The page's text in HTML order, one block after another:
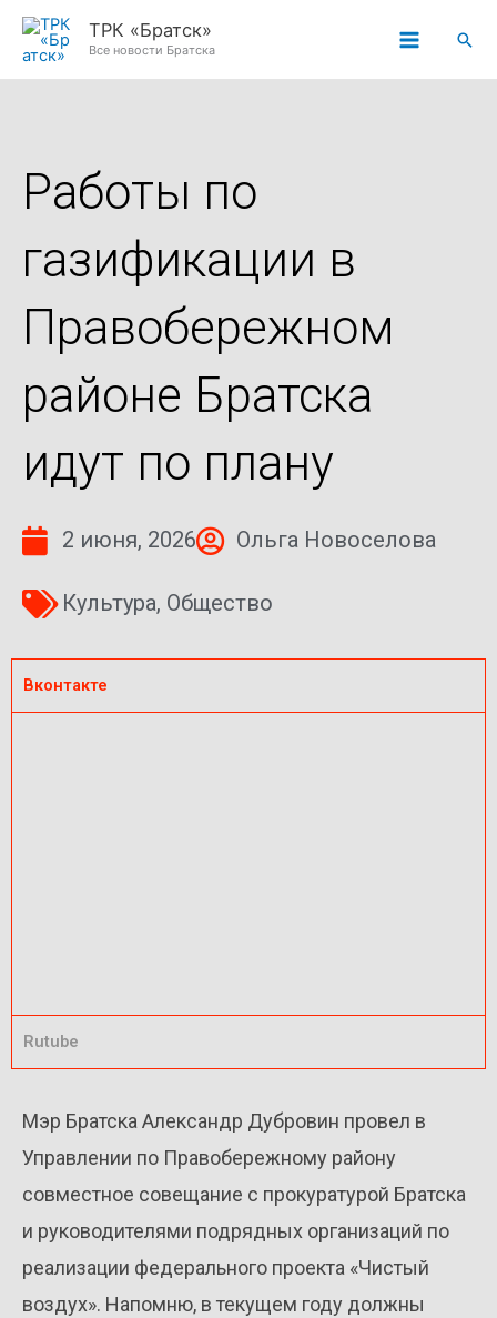
Перейти
ТРК «Братск»
Все новости Братска
Работы по
газификации в
Правобережном
районе Братска
идут по плану
2 июня, 2026 Ольга Новоселова
Культура, Общество
Вконтакте
Rutube
Мэр Братска Александр Дубровин провел в
Управлении по Правобережному району
совместное совещание с прокуратурой Братска
и руководителями подрядных организаций по
реализации федерального проекта «Чистый
воздух». Напомню, в текущем году должны